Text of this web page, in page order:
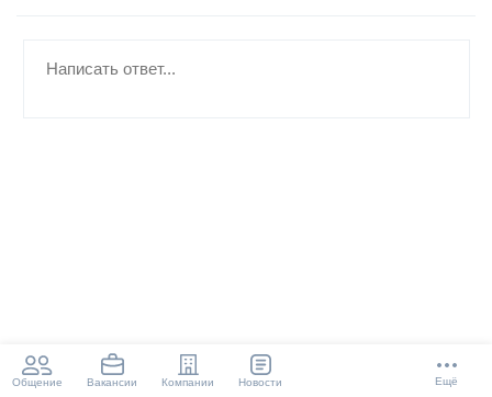
Общение Вакансии Компании Новости Ещё